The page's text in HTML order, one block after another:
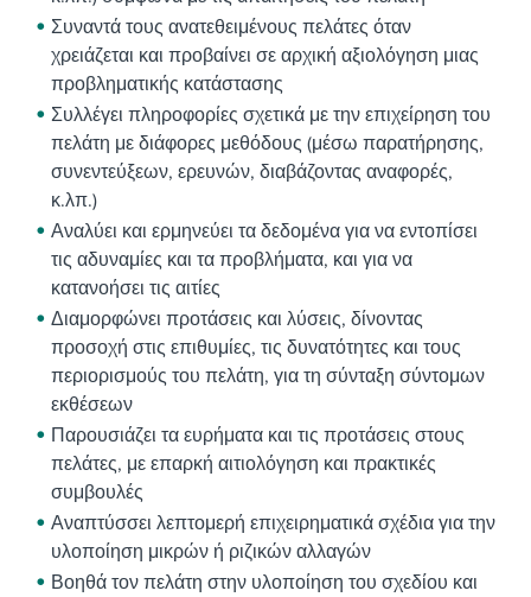
Συναντά τους ανατεθειμένους πελάτες όταν
χρειάζεται και προβαίνει σε αρχική αξιολόγηση μιας
προβληματικής κατάστασης
Συλλέγει πληροφορίες σχετικά με την επιχείρηση του
πελάτη με διάφορες μεθόδους (μέσω παρατήρησης,
συνεντεύξεων, ερευνών, διαβάζοντας αναφορές,
κ.λπ.)
Αναλύει και ερμηνεύει τα δεδομένα για να εντοπίσει
τις αδυναμίες και τα προβλήματα, και για να
κατανοήσει τις αιτίες
Διαμορφώνει προτάσεις και λύσεις, δίνοντας
προσοχή στις επιθυμίες, τις δυνατότητες και τους
περιορισμούς του πελάτη, για τη σύνταξη σύντομων
εκθέσεων
Παρουσιάζει τα ευρήματα και τις προτάσεις στους
πελάτες, με επαρκή αιτιολόγηση και πρακτικές
συμβουλές
Αναπτύσσει λεπτομερή επιχειρηματικά σχέδια για την
υλοποίηση μικρών ή ριζικών αλλαγών
Βοηθά τον πελάτη στην υλοποίηση του σχεδίου και